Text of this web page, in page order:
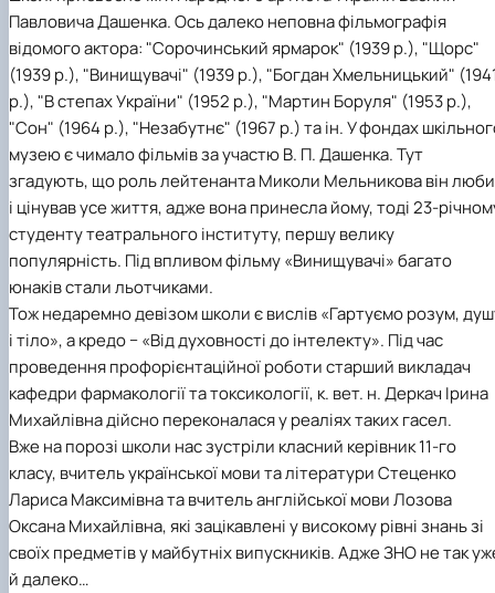
Фотогалерея
Павловича Дашенка. Ось далеко неповна фільмографія
відомого актора: "Сорочинський ярмарок" (1939 р.), "Щорс"
(1939 р.), "Винищувачі" (1939 р.), "Богдан Хмельницький"
р.), "В степах України" (1952 р.), "Мартин Боруля" (1953 р.),
"Сон" (1964 р.), "Незабутнє" (1967 р.) та ін. У фондах
музею є чимало фільмів за участю В. П. Дашенка. Тут
згадують, що роль лейтенанта Миколи Мельникова він
і цінував усе життя, адже вона принесла йому, тоді 23-
студенту театрального інституту, першу велику
популярність. Під впливом фільму «Винищувачі» багато
юнаків стали льотчиками.
Тож недаремно девізом школи є вислів «Гартуємо розум,
і тіло», а кредо − «Від духовності до інтелекту». Під час
проведення профорієнтаційної роботи старший викладач
кафедри фармакології та токсикології, к. вет. н. Деркач Ірина
Михайлівна дійсно переконалася у реаліях таких гасел.
Вже на порозі школи нас зустріли класний керівник 11-го
класу, вчитель української мови та літератури Стеценко
Лариса Максимівна та вчитель англійської мови Лозова
Оксана Михайлівна, які зацікавлені у високому рівні знань зі
своїх предметів у майбутніх випускників. Адже ЗНО не так
й далеко…